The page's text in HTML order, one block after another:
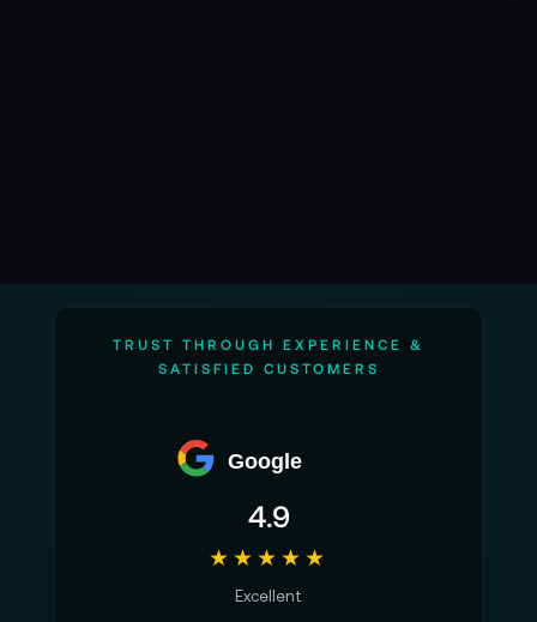
TRUST THROUGH EXPERIENCE &
SATISFIED CUSTOMERS
Google
4.9
★★★★★
Excellent